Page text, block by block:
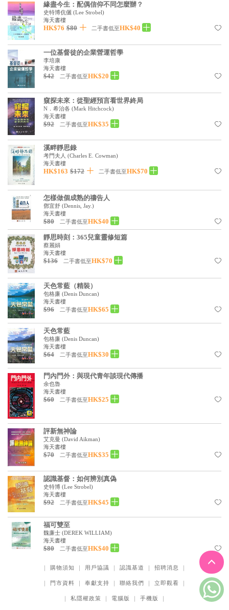
緣盡今生：配偶信仰不同怎麼辦？
史特博伉儷 (Lee Strobel)
海天書樓
HK$76 $80 二手書低至HK$40
一位基督徒的企業營運哲學
李培康
海天書樓
$42 二手書低至HK$20
窺探未來：從聖經預言看世界終局
N．希治各 (Mark Hitchcock)
海天書樓
$92 二手書低至HK$35
溪畔靜思錄
考門夫人 (Charles E. Cowman)
海天書樓
HK$163 $172 二手書低至HK$70
怎樣做個成熟的禱告人
鄧宜舒 (Dennis, Jay.)
海天書樓
$80 二手書低至HK$40
靜思時刻：365兒童靈修短篇
蔡麗娟
海天書樓
$136 二手書低至HK$70
天色常藍（精裝）
包格廉 (Denis Duncan)
海天書樓
$96 二手書低至HK$65
天色常藍
包格廉 (Denis Duncan)
海天書樓
$64 二手書低至HK$30
門內門外：與現代青年談現代傳播
余也魯
海天書樓
$60 二手書低至HK$25
評新無神論
艾克曼 (David Aikman)
海天書樓
$70 二手書低至HK$35
認識基督：如何辨別真偽
史特博 (Lee Strobel)
海天書樓
$92 二手書低至HK$45
福可雙至
魏廉士 (DEREK WILLIAM)
海天書樓
$80 二手書低至HK$40
購物須知 用戶協議 認識基道 招聘消息
門市資料 奉獻支持 聯絡我們 立即觀看
私隱權政策 電腦版 手機版